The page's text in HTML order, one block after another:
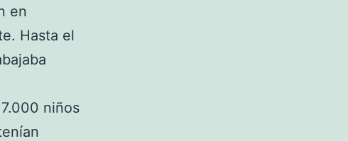
en
Hasta el
niños